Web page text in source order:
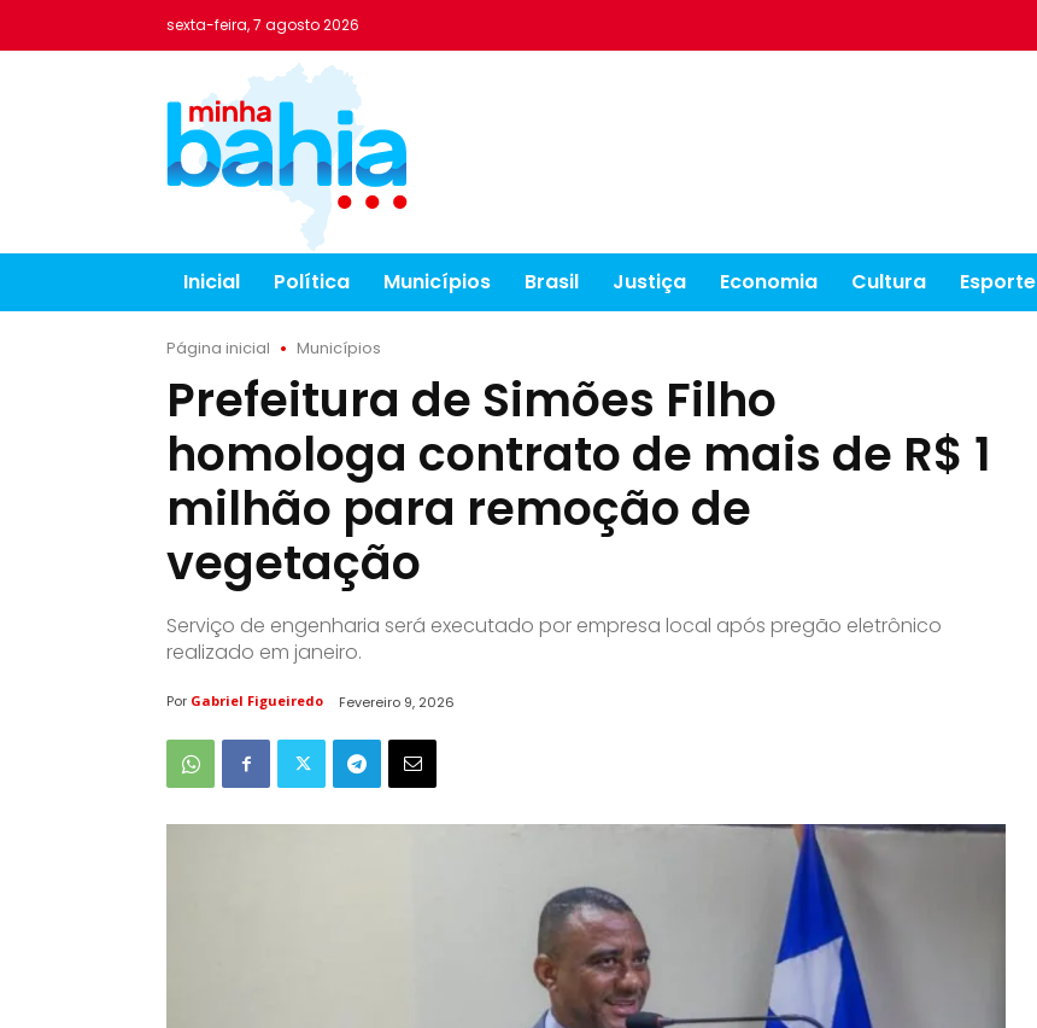
sexta-feira, 7 agosto 2026
Inicial Política Municípios Brasil Justiça Economia Cultura Esporte
Página inicial Municípios
Prefeitura de Simões Filho
homologa contrato de mais de R$ 1
milhão para remoção de
vegetação
Serviço de engenharia será executado por empresa local após pregão eletrônico
realizado em janeiro.
Por Gabriel Figueiredo Fevereiro 9, 2026